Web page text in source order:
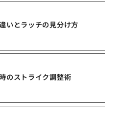
いとラッチの見分け方
のストライク調整術